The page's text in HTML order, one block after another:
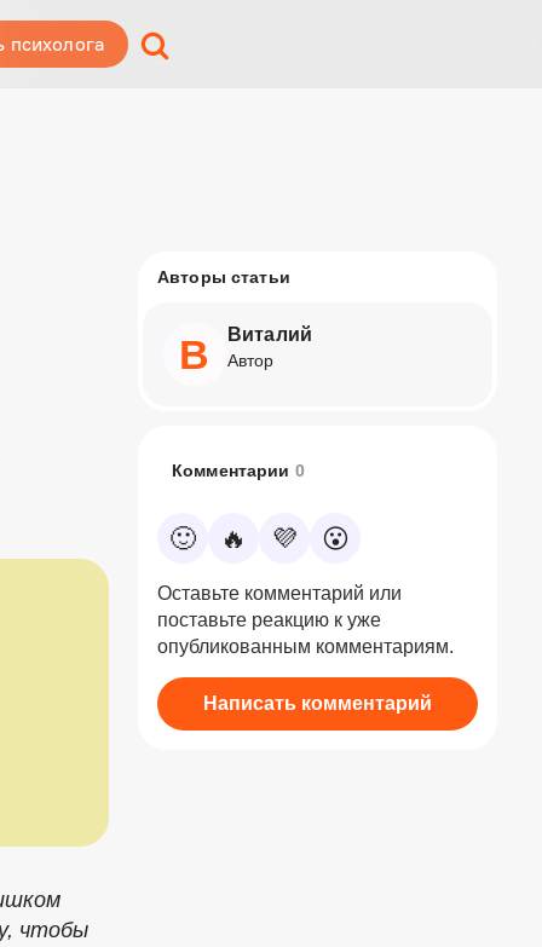
психолога
чтобы
Авторы статьи
В Виталий
Автор
Комментарии 0
🙂 🔥 💜 😮
Оставьте комментарий или
поставьте реакцию к уже
опубликованным комментариям.
Написать комментарий